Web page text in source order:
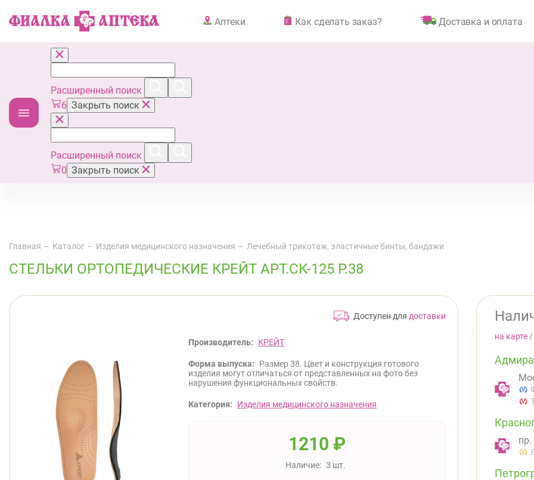
Аптеки Как сделать заказ? Доставка и оплата
Расширенный поиск
6 Закрыть поиск
Расширенный поиск
0 Закрыть поиск
Главная Каталог Изделия медицинского назначения Лечебный трикотаж, эластичные бинты, бандажи
СТЕЛЬКИ ОРТОПЕДИЧЕСКИЕ КРЕЙТ АРТ.СК-125 Р.38
Доступен для доставки
Производитель: КРЕЙТ
Форма выпуска:
Размер 38. Цвет и конструкция готового
изделия могут отличаться от представленных на фото без
нарушения функциональных свойств.
Категория: Изделия медицинского назначения
1210 ₽
Наличие: 3 шт.
на карте /